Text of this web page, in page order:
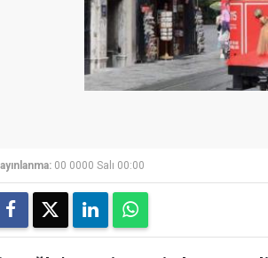
00 0000 Salı 00:00